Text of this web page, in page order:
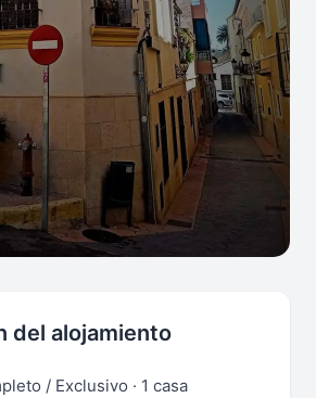
del alojamiento
/ Exclusivo · 1 casa